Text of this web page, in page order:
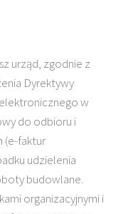
urząd, zgodnie z
Dyrektywy
w
do odbioru i
(e-faktur
udzielenia
budowlane.
organizacyjnymi i